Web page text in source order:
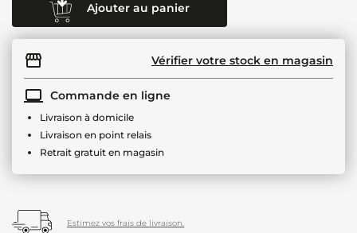
Ajouter au panier
Vérifier votre stock en magasin
Commande en ligne
Livraison à domicile
Livraison en point relais
Retrait gratuit en magasin
Estimez vos frais de livraison.